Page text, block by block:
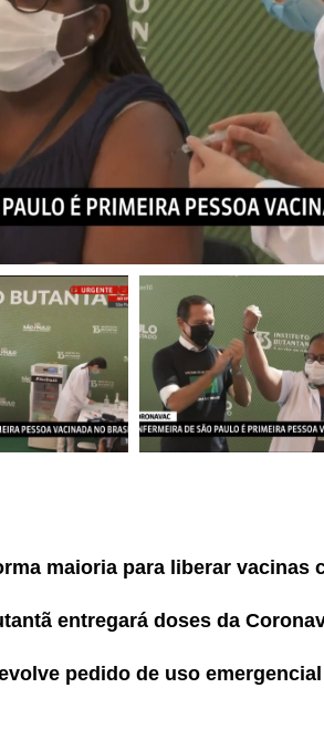
maioria para liberar vacinas
entregará doses da
pedido de uso